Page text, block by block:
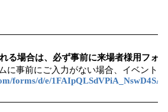
る場合は、必ず事前に来場者様用フォ
に事前にご入力がない場合、イベント
forms/d/e/